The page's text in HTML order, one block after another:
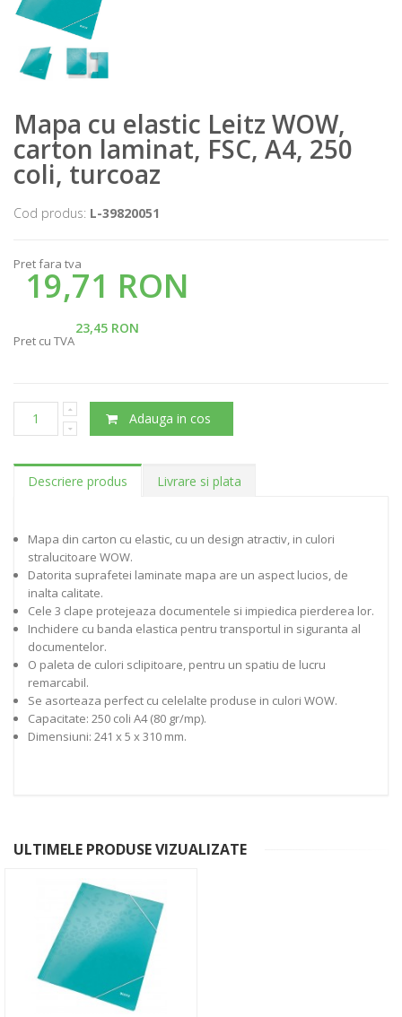
Mapa cu elastic Leitz WOW,
carton laminat, FSC, A4, 250
coli, turcoaz
Cod produs: L-39820051
Pret fara tva
19,71 RON
23,45 RON
Pret cu TVA
Adauga in cos
Descriere produs Livrare si plata
Mapa din carton cu elastic, cu un design atractiv, in culori
stralucitoare WOW.
Datorita suprafetei laminate mapa are un aspect lucios, de
inalta calitate.
Cele 3 clape protejeaza documentele si impiedica pierderea lor.
Inchidere cu banda elastica pentru transportul in siguranta al
documentelor.
O paleta de culori sclipitoare, pentru un spatiu de lucru
remarcabil.
Se asorteaza perfect cu celelalte produse in culori WOW.
Capacitate: 250 coli A4 (80 gr/mp).
Dimensiuni: 241 x 5 x 310 mm.
ULTIMELE PRODUSE VIZUALIZATE